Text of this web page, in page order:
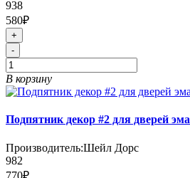
938
580₽
+
-
В корзину
Подпятник декор #2 для дверей
Производитель:Шейл Дорс
982
770₽